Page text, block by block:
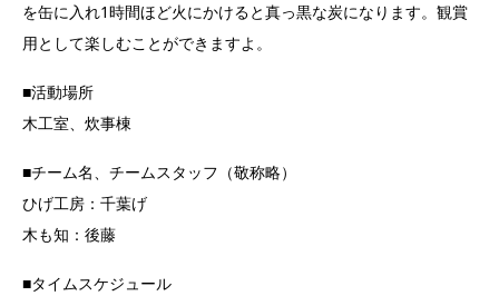
を缶に入れ1時間ほど火にかけると真っ黒な炭になります。観賞
用として楽しむことができますよ。
■活動場所
木工室、炊事棟
■チーム名、チームスタッフ（敬称略）
ひげ工房：千葉げ
木も知：後藤
■タイムスケジュール